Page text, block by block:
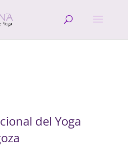
del Yoga